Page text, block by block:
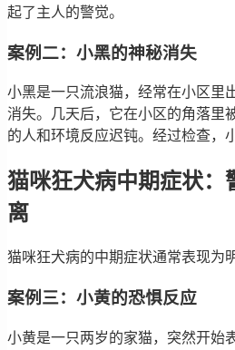
起了主人的警觉。
案例二：小黑的神秘消失
小黑是一只流浪猫，经常在小区里
消失。几天后，它在小区的角落里
的人和环境反应迟钝。经过检查，
猫咪狂犬病中期症状：
离
猫咪狂犬病的中期症状通常表现为
案例三：小黄的恐惧反应
小黄是一只两岁的家猫，突然开始